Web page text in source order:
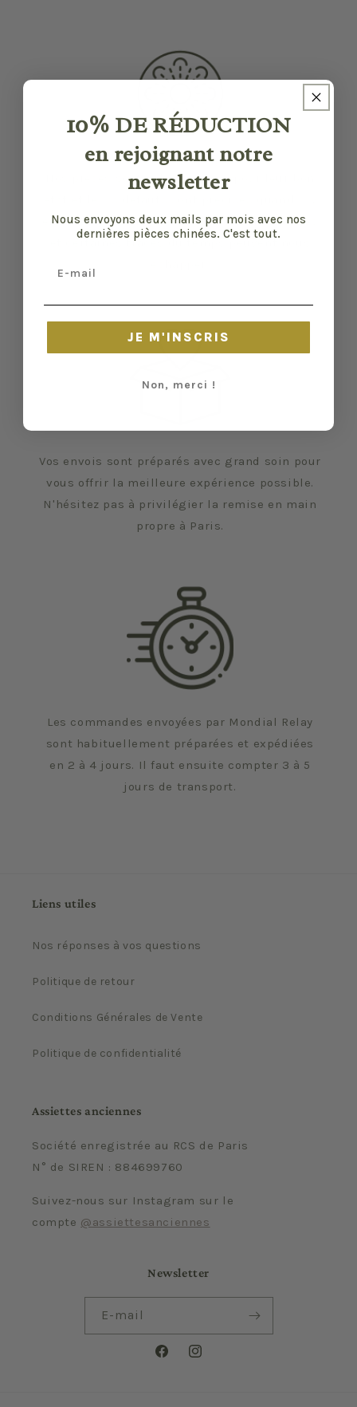
Nos pièces sont sélectionnées pour leur bon
en a. Malgré tout, elles ont vécu d'autres vies
et certaines traces du temps peuvent nous
Vos envois sont préparés avec grand soin pour
vous offrir la meilleure expérience possible.
N'hésitez pas à privilégier la remise en main
propre à Paris.
Les commandes envoyées par Mondial Relay
sont habituellement préparées et expédiées
en 2 à 4 jours. Il faut ensuite compter 3 à 5
jours de transport.
Liens utiles
Nos réponses à vos questions
Politique de retour
Conditions Générales de Vente
Politique de confidentialité
Assiettes anciennes
Société enregistrée au RCS de Paris
N° de SIREN : 884699760
Suivez-nous sur Instagram sur le
compte @assiettesanciennes
Newsletter
E-mail
FacebookInstagram
10% DE RÉDUCTION
en rejoignant notre
newsletter
Nous envoyons deux mails par mois avec nos
dernières pièces chinées. C'est tout.
JE M'INSCRIS
Non, merci !